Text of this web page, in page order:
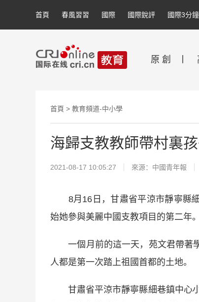
首頁 春風習習 國際 國際銳評 國際3分鐘
原 創
首頁 > 教育頻道-中小學
海歸支教教師帶村裏
2021-08-17 10:05:27 來源： 中國青年報
8月16日，甘肅省平涼市靜寧縣細
始她參與美麗中國支教項目的第二年。
一個月前的這一天，苑文君帶著學
人都是第一次踏上祖國首都的土地。
甘肅省平涼市靜寧縣細巷鎮中心小